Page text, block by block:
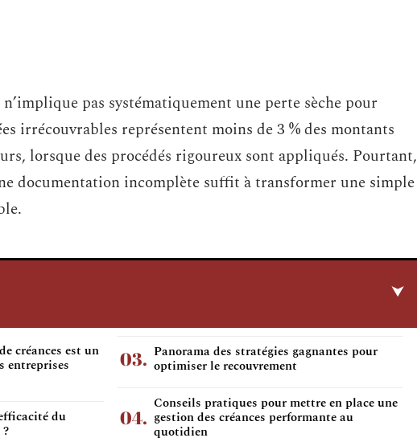
pas systématiquement une perte sèche pour
irrécouvrables représentent moins de 3 % des montants
lorsque des procédés rigoureux sont appliqués. Pourtant,
documentation incomplète suffit à transformer une simple
créances est un
entreprises
du
Panorama des stratégies gagnantes pour
optimiser le recouvrement
Conseils pratiques pour mettre en place une
gestion des créances performante au
quotidien